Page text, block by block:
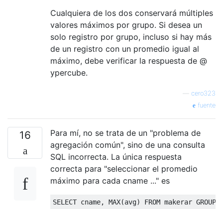
Cualquiera de los dos conservará múltiples
valores máximos por grupo. Si desea un
solo registro por grupo, incluso si hay más
de un registro con un promedio igual al
máximo, debe verificar la respuesta de @
ypercube.
cero323
fuente
16
Para mí, no se trata de un "problema de
agregación común", sino de una consulta
SQL incorrecta. La única respuesta
correcta para "seleccionar el promedio
máximo para cada cname ..." es
SELECT cname, MAX(avg) FROM makerar GROUP